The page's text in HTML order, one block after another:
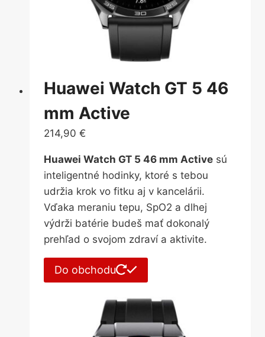
Huawei Watch GT 5 46
mm Active
214,90 €
Huawei Watch GT 5 46 mm Activesú
inteligentné hodinky, ktoré s tebou
udržia krok vo fitku aj v kancelárii.
Vďaka meraniu tepu, SpO2 a dlhej
výdrži batérie budeš mať dokonalý
prehľad o svojom zdraví a aktivite.
Do obchodu